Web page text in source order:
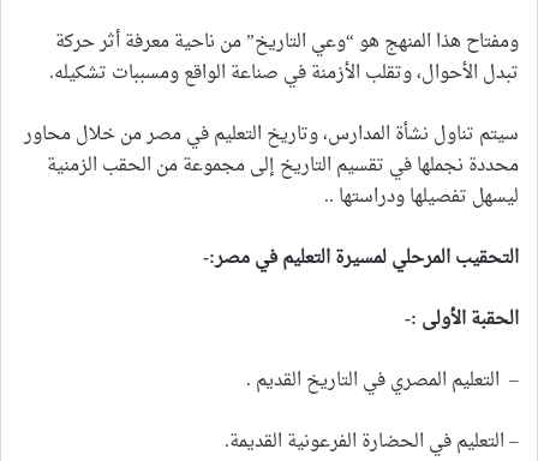
ومفتاح هذا المنهج هو “وعي التاريخ” من ناحية معرفة أثر حركة
تبدل الأحوال، وتقلب الأزمنة في صناعة الواقع ومسببات تشكيله.
سيتم تناول نشأة المدارس، وتاريخ التعليم في مصر من خلال محاور
محددة نجملها في تقسيم التاريخ إلى مجموعة من الحقب الزمنية
ليسهل تفصيلها ودراستها ..
التحقيب المرحلي لمسيرة التعليم في مصر:-
الحقبة الأولى :-
– التعليم المصري في التاريخ القديم .
– التعليم في الحضارة الفرعونية القديمة.